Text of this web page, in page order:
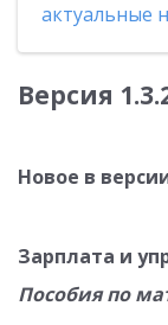
актуальные
Версия
Новое в
Зарплата и
Пособия по